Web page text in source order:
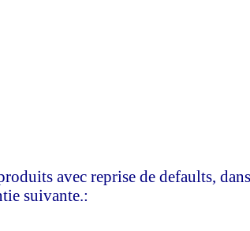
avec reprise de defaults,
suivante.: